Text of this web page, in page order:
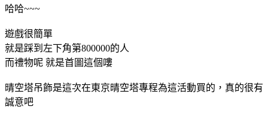
哈哈~~~
遊戲很簡單
就是踩到左下角第800000的人
而禮物呢 就是首圖這個嘍
晴空塔吊飾是這次在東京晴空塔專程為這活動買的，真的很有
誠意吧